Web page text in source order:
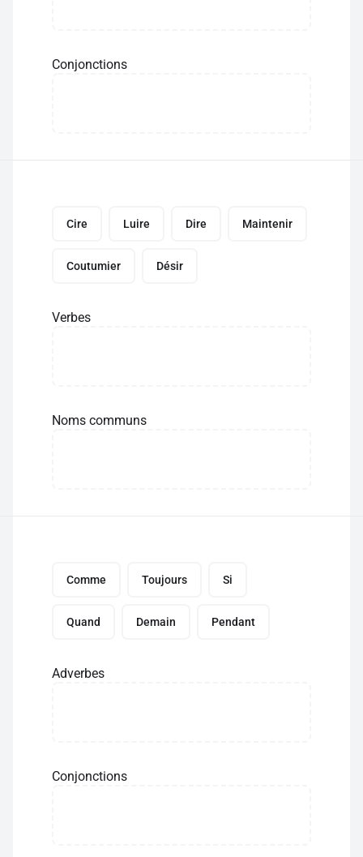
Conjonctions
Cire Luire Dire Maintenir
Coutumier Désir
Verbes
Noms communs
Comme Toujours Si
Quand Demain Pendant
Adverbes
Conjonctions